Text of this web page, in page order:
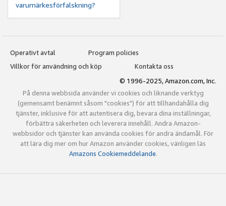
varumärkesförfalskning?
Operativt avtal
Program policies
Villkor för användning och köp
Kontakta oss
© 1996-2025, Amazon.com, Inc.
På denna webbsida använder vi cookies och liknande verktyg
(gemensamt benämnt såsom "cookies") för att tillhandahålla dig
tjänster, inklusive för att autentisera dig, bevara dina inställningar,
förbättra säkerheten och leverera innehåll. Andra Amazon-
webbsidor och tjänster kan använda cookies för andra ändamål. För
att lära dig mer om hur Amazon använder cookies, vänligen läs
Amazons Cookiemeddelande.